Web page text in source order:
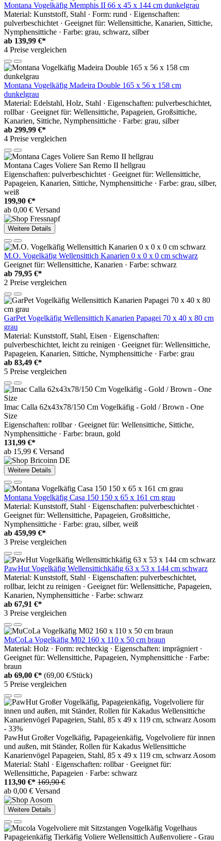
Montana Vogelkäfig Memphis II 66 x 45 x 144 cm dunkelgrau
Material: Kunststoff, Stahl · Form: rund · Eigenschaften:
pulverbeschichtet · Geeignet für: Wellensittiche, Kanarien, Sittiche,
Nymphensittiche · Farbe: grau, schwarz, silber
ab 139,99 €*
4 Preise vergleichen
Montana Vogelkäfig Madeira Double 165 x 56 x 158 cm
dunkelgrau
Material: Edelstahl, Holz, Stahl · Eigenschaften: pulverbeschichtet,
rollbar · Geeignet für: Wellensittiche, Papageien, Großsittiche,
Kanarien, Sittiche, Nymphensittiche · Farbe: grau, silber
ab 299,99 €*
4 Preise vergleichen
Montana Cages Voliere San Remo II hellgrau
Eigenschaften: pulverbeschichtet · Geeignet für: Wellensittiche,
Papageien, Kanarien, Sittiche, Nymphensittiche · Farbe: grau, silber,
weiß
199,90 €*
ab 0,00 € Versand
Weitere Details
M.O. Vogelkäfig Wellensittich Kanarien 0 x 0 x 0 cm schwarz
Geeignet für: Wellensittiche, Kanarien · Farbe: schwarz
ab 79,95 €*
2 Preise vergleichen
GarPet Vogelkäfig Wellensittich Kanarien Papagei 70 x 40 x 80 cm
grau
Material: Kunststoff, Stahl, Eisen · Eigenschaften:
pulverbeschichtet, leicht zu reinigen · Geeignet für: Wellensittiche,
Papageien, Kanarien, Sittiche, Nymphensittiche · Farbe: grau
ab 83,49 €*
5 Preise vergleichen
Imac Calla 62x43x78/150 Cm Vogelkäfig - Gold / Brown - One
Size
Eigenschaften: rollbar · Geeignet für: Wellensittiche, Sittiche,
Nymphensittiche · Farbe: braun, gold
131,99 €*
ab 15,99 € Versand
Weitere Details
Montana Vogelkäfig Casa 150 150 x 65 x 161 cm grau
Material: Kunststoff, Stahl · Eigenschaften: pulverbeschichtet ·
Geeignet für: Wellensittiche, Papageien, Großsittiche,
Nymphensittiche · Farbe: grau, silber, weiß
ab 459,99 €*
3 Preise vergleichen
PawHut Vogelkäfig Wellensittichkäfig 63 x 53 x 144 cm schwarz
Material: Kunststoff, Stahl · Eigenschaften: pulverbeschichtet,
rollbar, leicht zu reinigen · Geeignet für: Wellensittiche, Papageien,
Kanarien, Nymphensittiche · Farbe: schwarz
ab 67,91 €*
3 Preise vergleichen
MuCoLa Vogelkäfig M02 160 x 110 x 50 cm braun
Material: Holz · Form: rechteckig · Eigenschaften: imprägniert ·
Geeignet für: Wellensittiche, Papageien, Nymphensittiche · Farbe:
braun
ab 69,00 €* (69,00 €/Stück)
5 Preise vergleichen
- 33%
PawHut Großer Vogelkäfig, Papageienkäfig, Vogelvoliere für innen
und außen, mit Ständer, Rollen für Kakadus Wellensittiche
Kanarienvögel Papageien, Stahl, 85 x 49 x 119 cm, schwarz Aosom
Material: Stahl · Eigenschaften: rollbar · Geeignet für:
Wellensittiche, Papageien · Farbe: schwarz
113,90 €* 169,90 €
ab 0,00 € Versand
Weitere Details